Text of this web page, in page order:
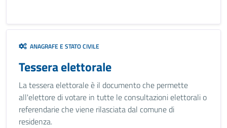
ANAGRAFE E STATO CIVILE
Tessera elettorale
La tessera elettorale è il documento che permette
all'elettore di votare in tutte le consultazioni elettorali o
referendarie che viene rilasciata dal comune di
residenza.